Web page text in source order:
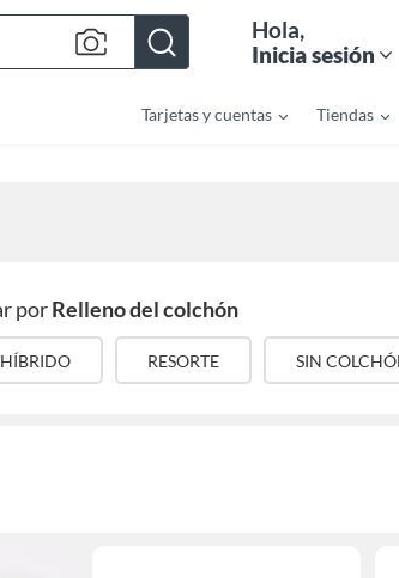
Hola,
Inicia sesión
Tarjetas y cuentas Tiendas
porRelleno del colchón
HÍBRIDO RESORTE SIN